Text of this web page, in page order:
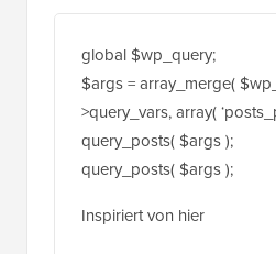
global $wp_query;
$args = array_merge(
>query_vars, array(
query_posts( $args );
query_posts( $args );
Inspiriert von hier